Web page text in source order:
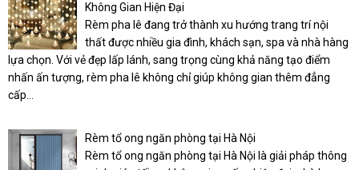
Không Gian Hiện Đại
Rèm pha lê đang trở thành xu hướng trang trí nội
thất được nhiều gia đình, khách sạn, spa và nhà hàng
lựa chọn. Với vẻ đẹp lấp lánh, sang trọng cùng khả năng tạo điểm
nhấn ấn tượng, rèm pha lê không chỉ giúp không gian thêm đẳng
cấp...
Rèm tổ ong ngăn phòng tại Hà Nội
Rèm tổ ong ngăn phòng tại Hà Nội là giải pháp thông